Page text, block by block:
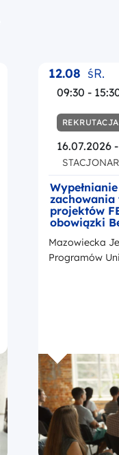
12.08 śR.
09:30 -
16.07.2026
zachowania
projektów
obowiązki
okresie
z
promocji
Mazowiecka
Programów